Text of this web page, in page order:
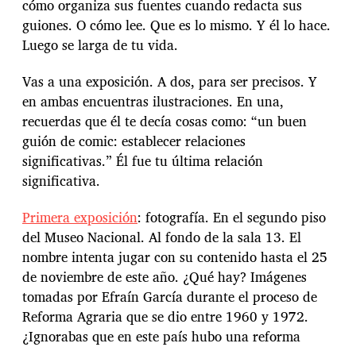
cómo organiza sus fuentes cuando redacta sus
guiones. O cómo lee. Que es lo mismo. Y él lo hace.
Luego se larga de tu vida.
Vas a una exposición. A dos, para ser precisos. Y
en ambas encuentras ilustraciones. En una,
recuerdas que él te decía cosas como: “un buen
guión de comic: establecer relaciones
significativas.” Él fue tu última relación
significativa.
Primera exposición: fotografía. En el segundo piso
del Museo Nacional. Al fondo de la sala 13. El
nombre intenta jugar con su contenido hasta el 25
de noviembre de este año. ¿Qué hay? Imágenes
tomadas por Efraín García durante el proceso de
Reforma Agraria que se dio entre 1960 y 1972.
¿Ignorabas que en este país hubo una reforma